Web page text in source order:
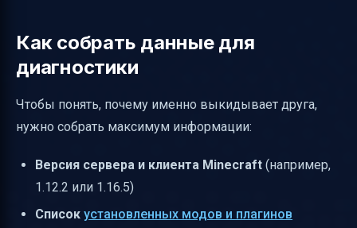
Как собрать данные для
диагностики
Чтобы понять, почему именно выкидывает друга,
нужно собрать максимум информации:
Версия сервера и клиента Minecraft (например,
1.12.2 или 1.16.5)
Список установленных модов и плагинов